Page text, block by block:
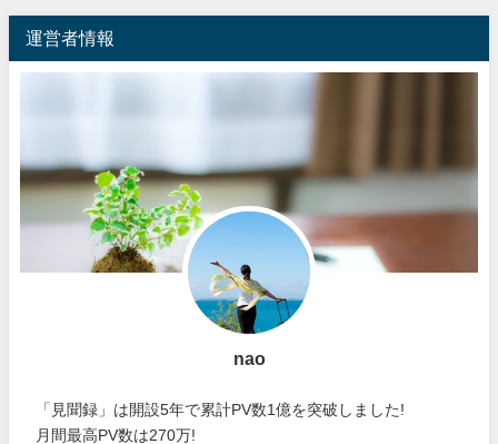
運営者情報
nao
「見聞録」は開設5年で累計PV数1億を突破しました!
月間最高PV数は270万!